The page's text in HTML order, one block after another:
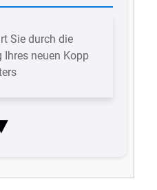
Sie durch die
Ihres neuen Kopp